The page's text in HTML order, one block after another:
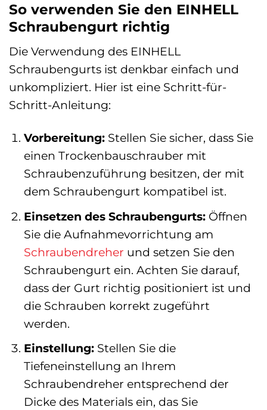
So verwenden Sie den EINHELL
Schraubengurt richtig
Die Verwendung des EINHELL
Schraubengurts ist denkbar einfach und
unkompliziert. Hier ist eine Schritt-für-
Schritt-Anleitung:
Vorbereitung:Stellen Sie sicher, dass Sie
einen Trockenbauschrauber mit
Schraubenzuführung besitzen, der mit
dem Schraubengurt kompatibel ist.
Einsetzen des Schraubengurts:Öffnen
Sie die Aufnahmevorrichtung am
Schraubendreher und setzen Sie den
Schraubengurt ein. Achten Sie darauf,
dass der Gurt richtig positioniert ist und
die Schrauben korrekt zugeführt
werden.
Einstellung:Stellen Sie die
Tiefeneinstellung an Ihrem
Schraubendreher entsprechend der
Dicke des Materials ein, das Sie